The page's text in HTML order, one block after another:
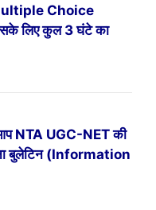
Choice
लिए कुल 3 घंटे का
NTA UGC-NET की
बुलेटिन (Information